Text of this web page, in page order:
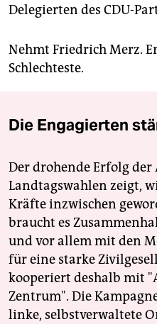
Delegierten des CDU-
Nehmt Friedrich Merz.
Schlechteste.
Die Engagierten
Der drohende Erfolg
Landtagswahlen zeigt,
Kräfte inzwischen
braucht es
und vor allem mit den
für eine starke
kooperiert deshalb mit
Zentrum". Die
linke, selbstverwaltete